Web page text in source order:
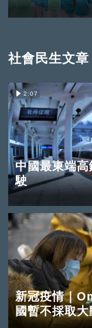
社會民生文章
2:07
中國最東端
駛
新冠疫情｜
國暫不採取大